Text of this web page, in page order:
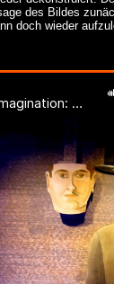
des Bildes
doch wieder